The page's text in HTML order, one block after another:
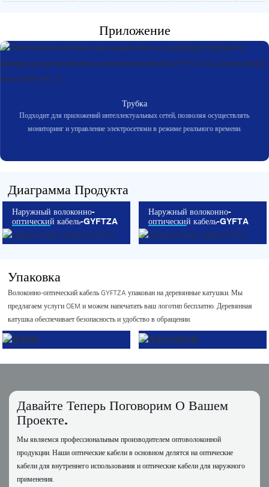
Приложение
Трубка
Подходит для приложений интеллектуальных сетей, позволяя осуществлять
мониторинг и управление электросетями в режиме реального времени.
Диаграмма Продукта
Наружный волоконно-
оптический кабель-GYFTZA
Наружный волоконно-
оптический кабель-GYFTA
Упаковка
Волоконно-оптический кабель GYFTZA упакован на деревянные катушки. Мы
предлагаем услуги OEM и можем напечатать ваш логотип бесплатно. Деревянная
катушка обеспечивает безопасность и удобство в обращении.
Давайте Теперь Поговорим О Вашем
Проекте.
Мы являемся профессиональным производителем оптоволоконной
продукции. Наши оптические кабели в основном делятся на оптические
кабели для внутреннего использования и оптические кабели для наружного
применения.